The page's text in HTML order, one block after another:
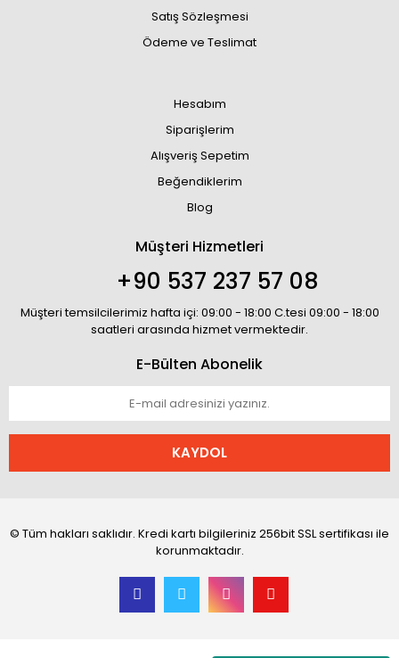
Satış Sözleşmesi
Ödeme ve Teslimat
Hesabım
Siparişlerim
Alışveriş Sepetim
Beğendiklerim
Blog
Müşteri Hizmetleri
+90 537 237 57 08
Müşteri temsilcilerimiz hafta içi: 09:00 - 18:00 C.tesi 09:00 - 18:00
saatleri arasında hizmet vermektedir.
E-Bülten Abonelik
KAYDOL
© Tüm hakları saklıdır. Kredi kartı bilgileriniz 256bit SSL sertifikası ile
korunmaktadır.